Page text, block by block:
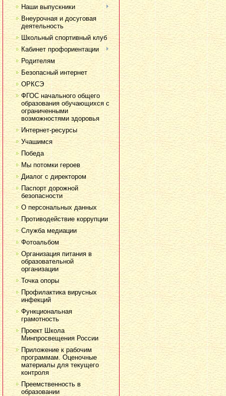
Наши выпускники
Внеурочная и досуговая
деятельность
Школьный спортивный клуб
Кабинет профориентации
Родителям
Безопасный интернет
ОРКСЭ
ФГОС начального общего
образования обучающихся с
ограниченными
возможностями здоровья
Интернет-ресурсы
Учашимся
Победа
Мы потомки героев
Диалог с директором
Паспорт дорожной
безопасности
О персональных данных
Противодействие коррупции
Служба медиации
Фотоальбом
Организация питания в
образовательной
организации
Точка опоры
Профилактика вирусных
инфекций
Функциональная
грамотность
Проект Школа
Минпросвещения России
Приложение к рабочим
программам. Оценочные
материалы для текущего
контроля
Преемственность в
образовании